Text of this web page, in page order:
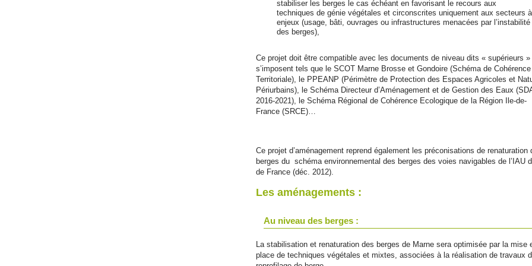
stabiliser les berges le cas échéant en favorisant le recours aux
techniques de génie végétales et circonscrites uniquement aux secteurs à
enjeux (usage, bâti, ouvrages ou infrastructures menacées par l’instabilité
des berges),
Ce projet doit être compatible avec les documents de niveau dits « supérieurs »
s’imposent tels que le SCOT Marne Brosse et Gondoire (Schéma de Cohérence
Territoriale), le PPEANP (Périmètre de Protection des Espaces Agricoles et
Périurbains), le Schéma Directeur d’Aménagement et de Gestion des Eaux
2016-2021), le Schéma Régional de Cohérence Ecologique de la Région Ile-de-
France (SRCE)…
Ce projet d’aménagement reprend également les préconisations de renaturation
berges du schéma environnemental des berges des voies navigables de l’IAU
de France (déc. 2012).
Les aménagements :
Au niveau des berges :
La stabilisation et renaturation des berges de Marne sera optimisée par la mise
place de techniques végétales et mixtes, associées à la réalisation de travaux